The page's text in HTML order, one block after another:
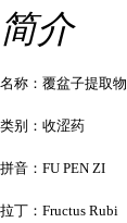
简介
名称：覆盆子提取物
类别：收涩药
拼音：FU PEN ZI
拉丁：Fructus Rubi